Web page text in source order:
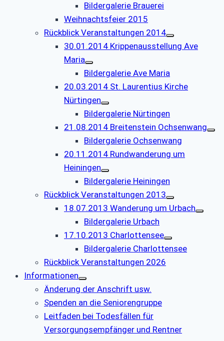
Bildergalerie Brauerei
Weihnachtsfeier 2015
Rückblick Veranstaltungen 2014
30.01.2014 Krippenausstellung Ave
Maria
Bildergalerie Ave Maria
20.03.2014 St. Laurentius Kirche
Nürtingen
Bildergalerie Nürtingen
21.08.2014 Breitenstein Ochsenwang
Bildergalerie Ochsenwang
20.11.2014 Rundwanderung um
Heiningen
Bildergalerie Heiningen
Rückblick Veranstaltungen 2013
18.07.2013 Wanderung um Urbach
Bildergalerie Urbach
17.10.2013 Charlottensee
Bildergalerie Charlottensee
Rückblick Veranstaltungen 2026
Informationen
Änderung der Anschrift usw.
Spenden an die Seniorengruppe
Leitfaden bei Todesfällen für
Versorgungsempfänger und Rentner